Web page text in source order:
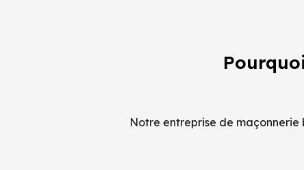
Notre entreprise de maçonnerie